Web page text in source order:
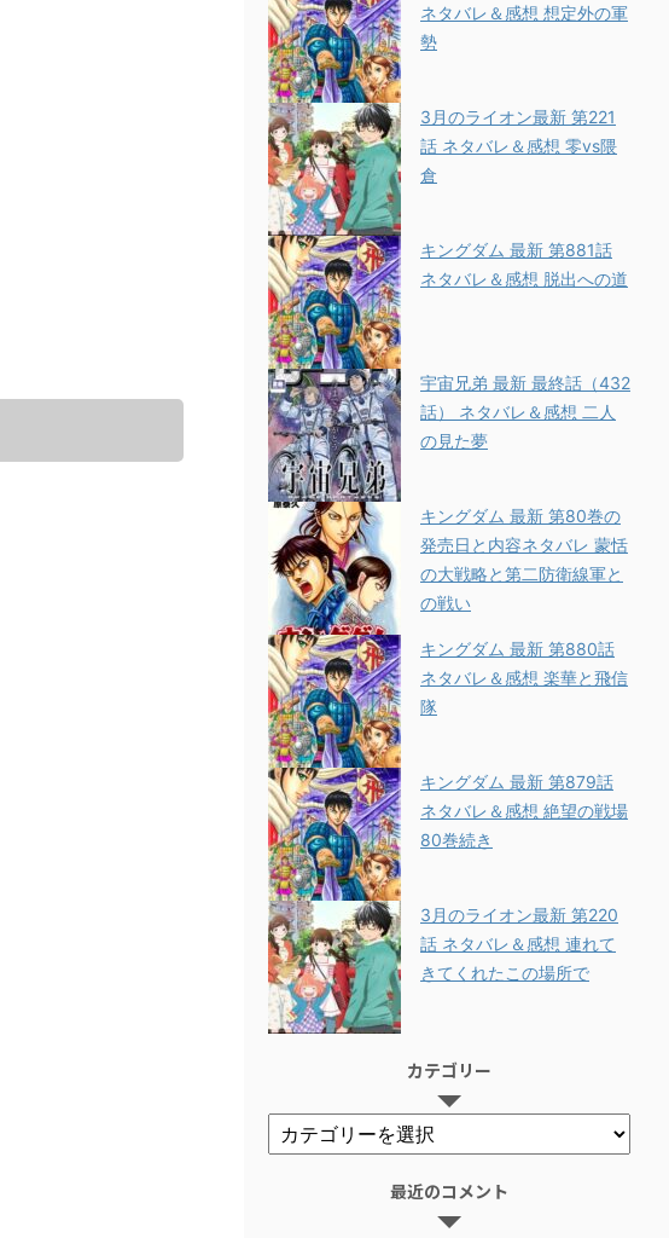
ネタバレ＆感想 想定外の軍
勢
3月のライオン最新 第221
話 ネタバレ＆感想 零vs隈
倉
キングダム 最新 第881話
ネタバレ＆感想 脱出への道
宇宙兄弟 最新 最終話（432
話） ネタバレ＆感想 二人
の見た夢
キングダム 最新 第80巻の
発売日と内容ネタバレ 蒙恬
の大戦略と第二防衛線軍と
の戦い
キングダム 最新 第880話
ネタバレ＆感想 楽華と飛信
隊
キングダム 最新 第879話
ネタバレ＆感想 絶望の戦場
80巻続き
3月のライオン最新 第220
話 ネタバレ＆感想 連れて
きてくれたこの場所で
カテゴリー
最近のコメント